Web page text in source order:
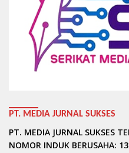
PT. MEDIA JURNAL SUKSES
PT. MEDIA JURNAL SUKSES
NOMOR INDUK BERUSAHA: